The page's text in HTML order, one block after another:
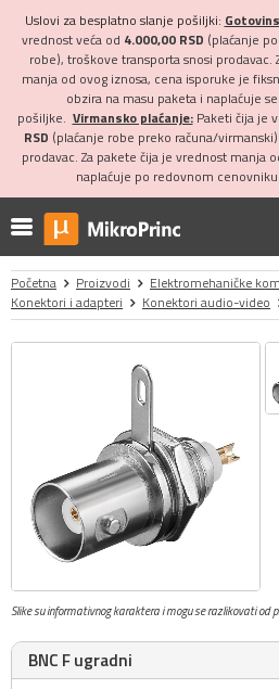
Uslovi za besplatno slanje pošiljki:
vrednost veća od 4.000,00 RSD (plaćanje
robe), troškove transporta snosi prodavac.
manja od ovog iznosa, cena isporuke je
obzira na masu paketa i naplaćuje
pošiljke. Virmansko plaćanje:Paketi čija je
RSD (plaćanje robe preko računa/
prodavac. Za pakete čija je vrednost manja
naplaćuje po redovnom
Početna Proizvodi
Elektromehaničke
Konektori i adapteri
Konektori audio-video
Slike su informativnog karaktera i mogu se razlikovati od
BNC F ugradni